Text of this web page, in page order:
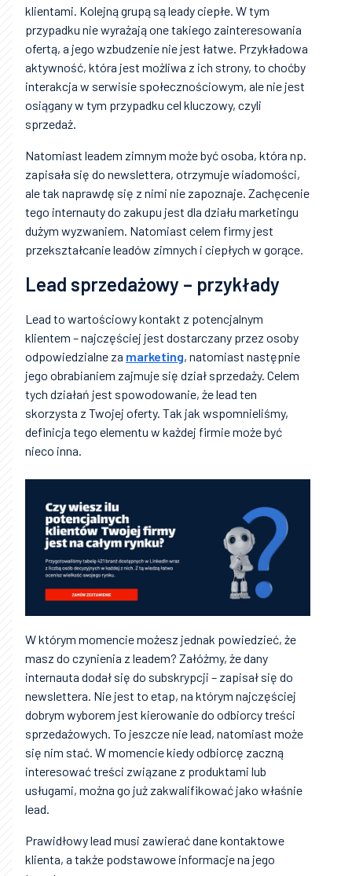
klientami. Kolejną grupą są leady ciepłe. W tym
przypadku nie wyrażają one takiego zainteresowania
ofertą, a jego wzbudzenie nie jest łatwe. Przykładowa
aktywność, która jest możliwa z ich strony, to choćby
interakcja w serwisie społecznościowym, ale nie jest
osiągany w tym przypadku cel kluczowy, czyli
sprzedaż.
Natomiast leadem zimnym może być osoba, która np.
zapisała się do newslettera, otrzymuje wiadomości,
ale tak naprawdę się z nimi nie zapoznaje. Zachęcenie
tego internauty do zakupu jest dla działu marketingu
dużym wyzwaniem. Natomiast celem firmy jest
przekształcanie leadów zimnych i ciepłych w gorące.
Lead sprzedażowy – przykłady
Lead to wartościowy kontakt z potencjalnym
klientem – najczęściej jest dostarczany przez osoby
odpowiedzialne za marketing, natomiast następnie
jego obrabianiem zajmuje się dział sprzedaży. Celem
tych działań jest spowodowanie, że lead ten
skorzysta z Twojej oferty. Tak jak wspomnieliśmy,
definicja tego elementu w każdej firmie może być
nieco inna.
W którym momencie możesz jednak powiedzieć, że
masz do czynienia z leadem? Załóżmy, że dany
internauta dodał się do subskrypcji – zapisał się do
newslettera. Nie jest to etap, na którym najczęściej
dobrym wyborem jest kierowanie do odbiorcy treści
sprzedażowych. To jeszcze nie lead, natomiast może
się nim stać. W momencie kiedy odbiorcę zaczną
interesować treści związane z produktami lub
usługami, można go już zakwalifikować jako właśnie
lead.
Prawidłowy lead musi zawierać dane kontaktowe
klienta, a także podstawowe informacje na jego